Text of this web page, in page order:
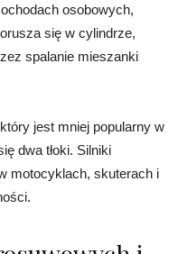
osobowych,
się w cylindrze,
spalanie mieszanki
jest mniej popularny w
dwa tłoki. Silniki
motocyklach, skuterach i